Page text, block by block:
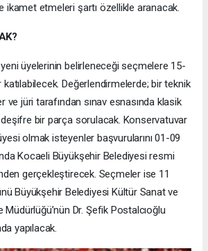
ikamet etmeleri şartı özellikle aranacak.
üyelerinin belirleneceği seçmelere 15-
katılabilecek. Değerlendirmelerde; bir teknik
jüri tarafından sınav esnasında klasik
bir parça sorulacak. Konservatuvar
olmak isteyenler başvurularını 01-09
Kocaeli Büyükşehir Belediyesi resmi
gerçekleştirecek. Seçmeler ise 11
Büyükşehir Belediyesi Kültür Sanat ve
Dr. Şefik Postalcıoğlu
yapılacak.